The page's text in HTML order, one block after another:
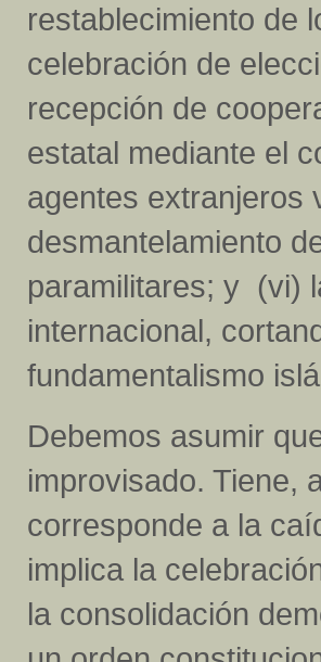
restablecimiento de
celebración de
recepción de
estatal mediante el
agentes extranjeros
desmantelamiento
paramilitares; y (vi)
internacional,
fundamentalismo
Debemos asumir
improvisado. Tiene,
corresponde a la
implica la
la consolidación